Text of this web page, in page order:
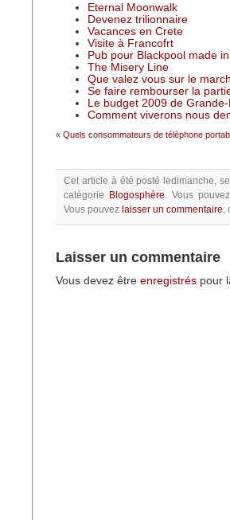
Eternal Moonwalk
Devenez trilionnaire
Vacances en Crete
Visite à Francofrt
Pub pour Blackpool made
The Misery Line
Que valez vous sur le
Se faire rembourser la
Le budget 2009 de
Comment viverons nous
« Quels consommateurs de téléphone
Cet article à été posté ledimanche,
catégorie Blogosphère
Vous
Vous pouvez laisser un commentaire
Laisser un commentaire
Vous devez être enregistrés pour